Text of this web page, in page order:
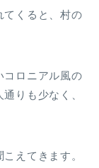
てくると、村の
コロニアル風の
りも少なく、
えてきます。